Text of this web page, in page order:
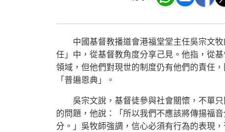
中國基督教播道會港福堂堂主任吳宗文牧
任」中，從基督教角度分享己見。他指，從
領域，但他們對現世的制度仍有他們的責任
「普遍恩典」。
吳宗文說，基督徒參與社會關懷，不單只
的問題，他說：「所以我們不應該將傳揚福
分。」吳牧師強調，信心必須有行為的表現